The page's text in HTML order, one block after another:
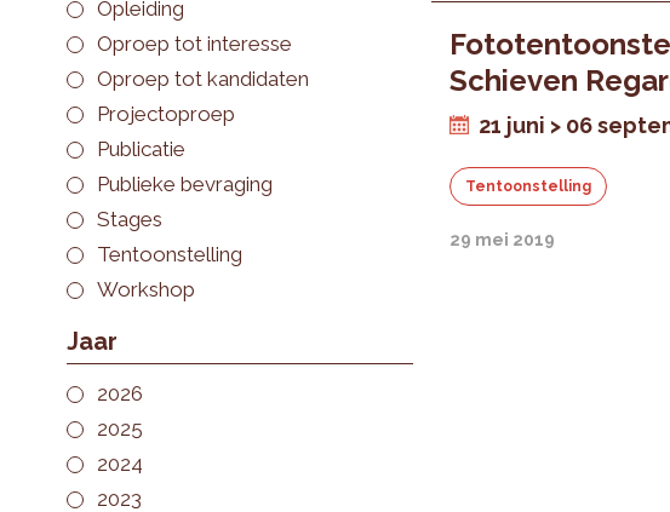
Opleiding
Oproep tot interesse
Oproep tot kandidaten
Projectoproep
Publicatie
Publieke bevraging
Stages
Tentoonstelling
Workshop
Jaar
2026
2025
2024
2023
Schieven
21 juni > 06
Tentoonstelling
29 mei 2019